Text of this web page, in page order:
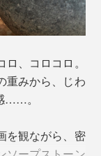
、コロコロ。
重みから、じわ
……。
を観ながら、密